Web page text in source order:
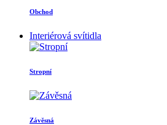
Obchod
Interiérová svítidla
Stropní
Závěsná